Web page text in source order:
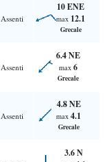
Assenti
10 ENE
max 12.1
Grecale
Assenti
6.4 NE
max 6
Grecale
Assenti
4.8 NE
max 4.1
Grecale
3.6 N